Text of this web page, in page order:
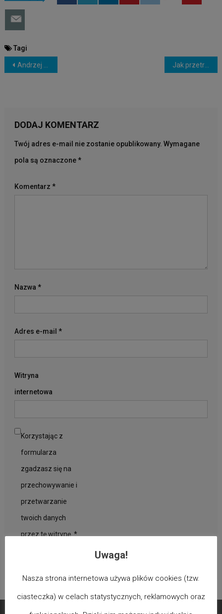
Tagi
NAWIGACJA
WPISU
Andrzej Więckowski: Jeżeli nie można wyleczyć, to jak leczyć żeby wyleczyć? Jak przetrwać nadchodzący kryzys finansowy?
DODAJ KOMENTARZ
Twój adres e-mail nie zostanie opublikowany. Wymagane
pola są oznaczone*
Komentarz *
Nazwa *
Adres e-mail *
Witryna
internetowa
Korzystając z
formularza
zgadzasz się na
przechowywanie i
przetwarzanie
twoich danych
przez tę witrynę. *
Uwaga!
Nasza strona internetowa używa plików cookies (tzw.
ciasteczka) w celach statystycznych, reklamowych oraz